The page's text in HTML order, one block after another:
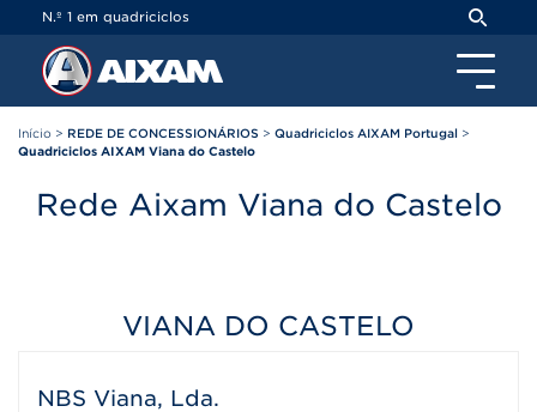
N.º 1 em quadriciclos
Início > REDE DE CONCESSIONÁRIOS > Quadriciclos AIXAM Portugal >
Quadriciclos AIXAM Viana do Castelo
Rede Aixam Viana do Castelo
VIANA DO CASTELO
NBS Viana, Lda.
Painel de Gerenciamento de Cookies